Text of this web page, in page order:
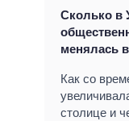
Сколько в
менялась
Как со
столице и